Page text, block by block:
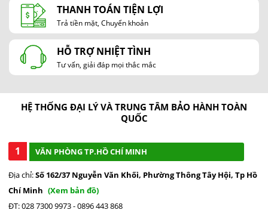
THANH TOÁN TIỆN LỢI
Trả tiền mặt, Chuyển khoản
HỖ TRỢ NHIỆT TÌNH
Tư vấn, giải đáp mọi thắc mắc
HỆ THỐNG ĐẠI LÝ VÀ TRUNG TÂM BẢO HÀNH TOÀN
QUỐC
1 VĂN PHÒNG TP.HỒ CHÍ MINH
Địa chỉ:Số 162/37 Nguyễn Văn Khối, Phường Thông Tây Hội, Tp Hồ
Chí Minh (Xem bản đồ)
ĐT: 028 7300 9973 - 0896 443 868